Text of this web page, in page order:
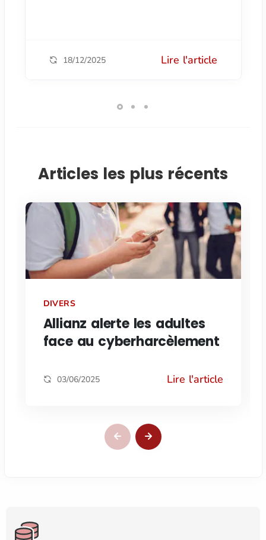
18/12/2025 Lire l'article
Articles les plus récents
DIVERS
Allianz alerte les adultes
face au cyberharcèlement
03/06/2025 Lire l'article